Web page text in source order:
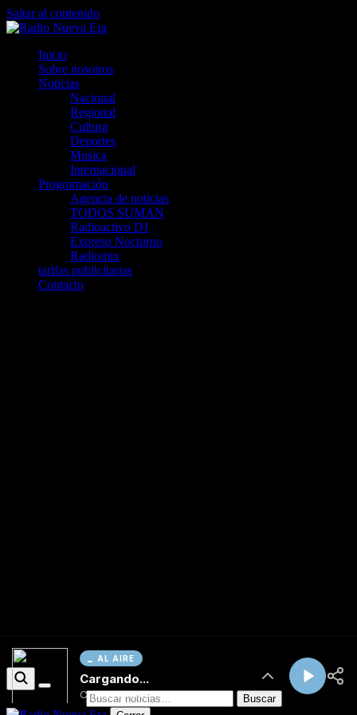
AL AIRE
Cargando...
Conectando...